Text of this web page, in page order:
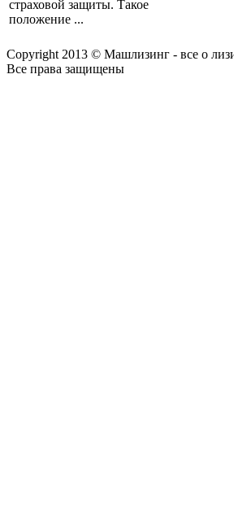
страховой защиты. Такое
положение ...
Copyright 2013 © Машлизинг - все о
Все права защищены